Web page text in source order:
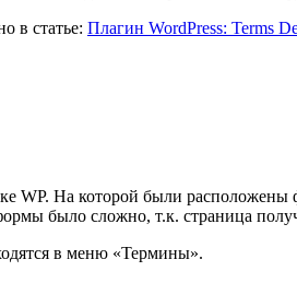
в статье: Плагин WordPress: Terms
WP. На которой были
было сложно, т.к. страница
в меню «Термины».